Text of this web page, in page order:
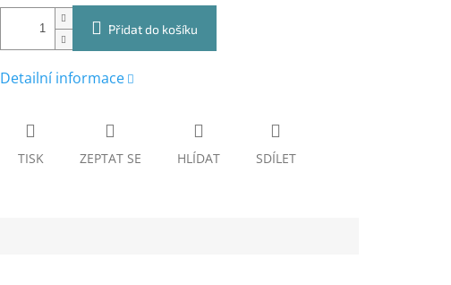
Přidat do košíku
Detailní informace
TISK ZEPTAT SE HLÍDAT SDÍLET